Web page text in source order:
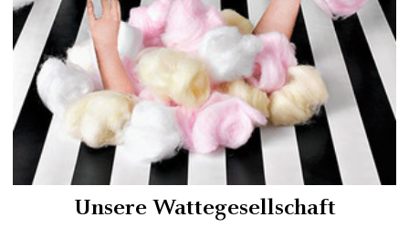
Unsere Wattegesellschaft